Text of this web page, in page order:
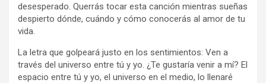
desesperado. Querrás tocar esta canción mientras sueñas
despierto dónde, cuándo y cómo conocerás al amor de tu
vida.
La letra que golpeará justo en los sentimientos: Ven a
través del universo entre tú y yo. ¿Te gustaría venir a mí? El
espacio entre tú y yo, el universo en el medio, lo llenaré